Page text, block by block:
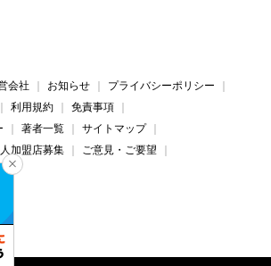
会社 お知らせ
プライバシーポリシー
利用規約
免責事項
著者一覧
サイトマップ
加盟店募集
ご意見・ご要望